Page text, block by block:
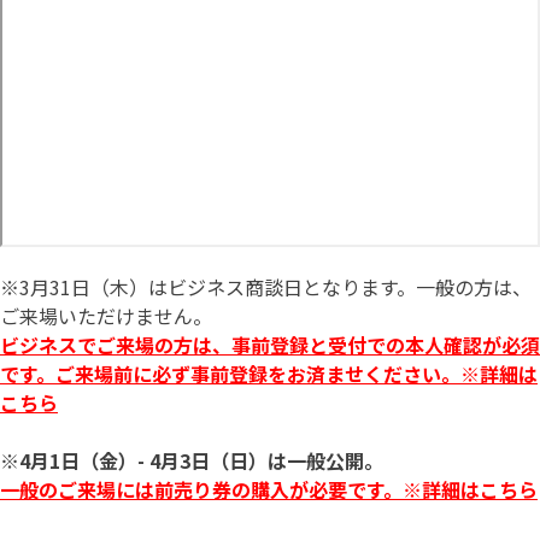
※3月31日（木）はビジネス商談日となります。一般の方は、
ご来場いただけません。
ビジネスでご来場の方は、事前登録と受付での本人確認が必須
です。ご来場前に必ず事前登録をお済ませください。※詳細は
こちら
※4月1日（金）- 4月3日（日）は一般公開。
一般のご来場には前売り券の購入が必要です。※詳細はこちら